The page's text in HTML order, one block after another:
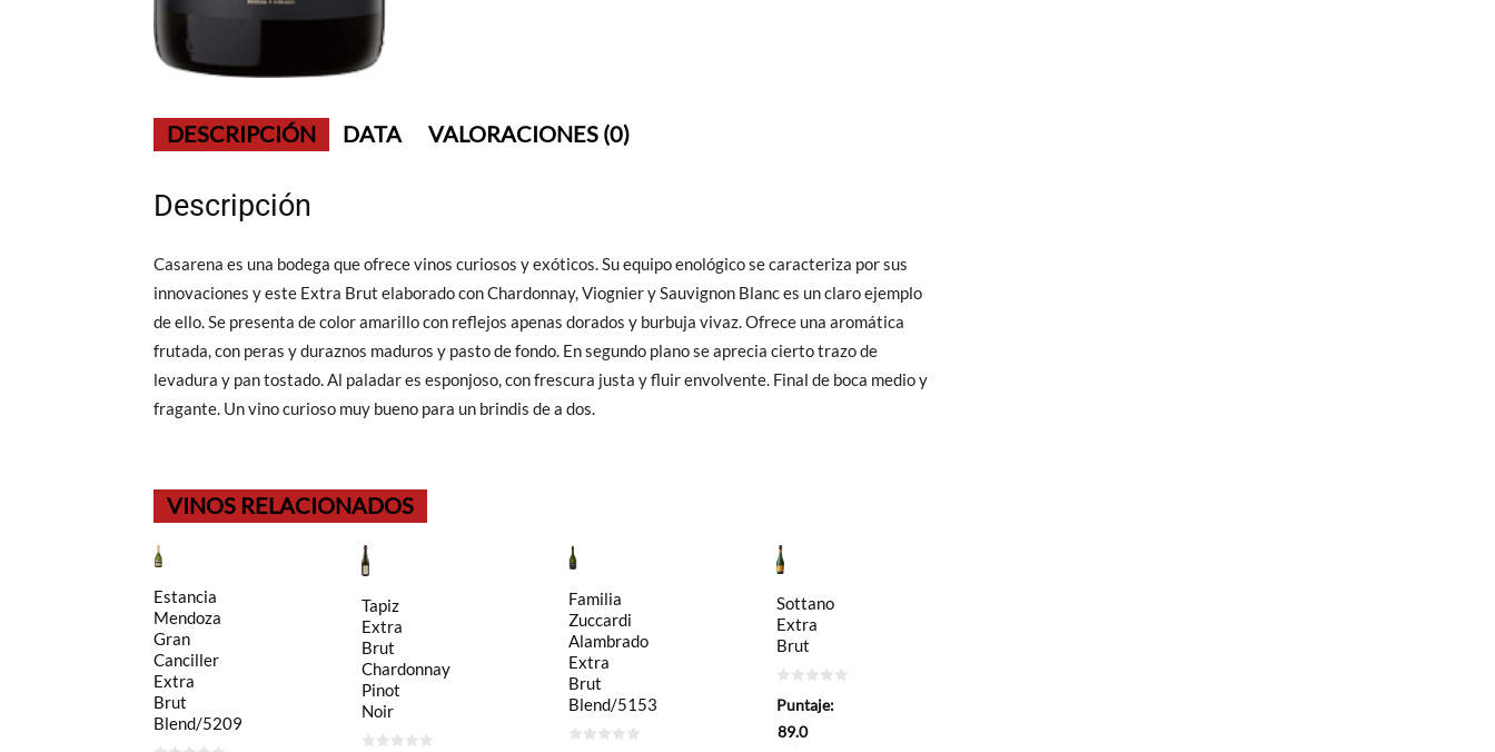
DESCRIPCIÓN DATA VALORACIONES (0)
Descripción
Casarena es una bodega que ofrece vinos curiosos y exóticos. Su equipo enológico se caracteriza por sus
innovaciones y este Extra Brut elaborado con Chardonnay, Viognier y Sauvignon Blanc es un claro ejemplo
de ello. Se presenta de color amarillo con reflejos apenas dorados y burbuja vivaz. Ofrece una aromática
frutada, con peras y duraznos maduros y pasto de fondo. En segundo plano se aprecia cierto trazo de
levadura y pan tostado. Al paladar es esponjoso, con frescura justa y fluir envolvente. Final de boca medio y
fragante. Un vino curioso muy bueno para un brindis de a dos.
VINOS RELACIONADOS
Estancia
Mendoza
Gran
Canciller
Extra
Brut
Blend/5209
Tapiz
Extra
Brut
Chardonnay
Pinot
Noir
Familia
Zuccardi
Alambrado
Extra
Brut
Blend/5153
Sottano
Extra
Brut
de
Puntaje:
89.0